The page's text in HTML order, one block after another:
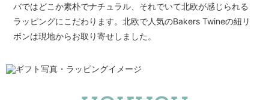
バではどこか素朴でナチュラル、それでいて北欧が感じられる
ラッピングにこだわります。北欧で人気のBakers Twineの紐リ
ボンは現地からお取り寄せしました。